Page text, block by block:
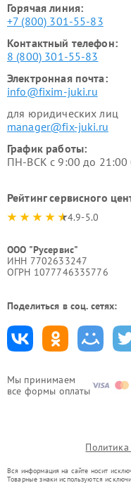
Мы принимаем
все формы оплаты
Горячая линия:
+7 (800) 301-55-83
Контактный телефон:
8 (800) 301-55-83
Электронная почта:
info@fixim-juki.ru
для юридических лиц
manager@fix-juki.ru
График работы:
ПН-ВСК с 9:00 до 21:00
Рейтинг сервисного
4.9-5.0
ООО "Русервис"
ИНН 7702633247
ОГРН 1077746335776
Поделиться в соц. сетях:
Вся информация на сайте носит
Товарные знаки используются